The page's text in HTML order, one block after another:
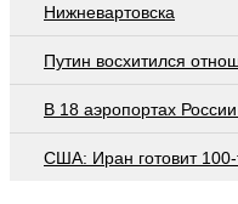
Нижневартовска
Путин восхитился
В 18 аэропортах
США: Иран готовит